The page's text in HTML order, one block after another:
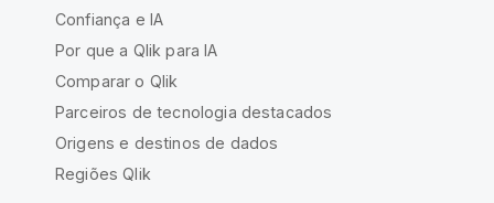
Confiança e IA
Por que a Qlik para IA
Comparar o Qlik
Parceiros de tecnologia destacados
Origens e destinos de dados
Regiões Qlik